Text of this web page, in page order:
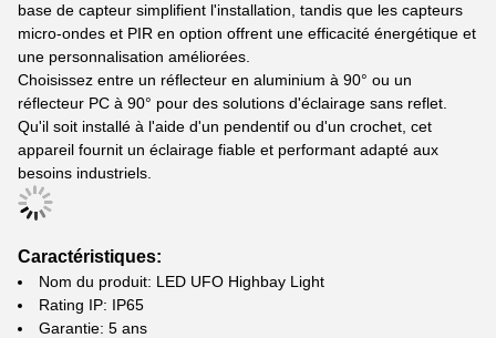
base de capteur simplifient l'installation, tandis que les capteurs
micro-ondes et PIR en option offrent une efficacité énergétique et
une personnalisation améliorées.
Choisissez entre un réflecteur en aluminium à 90° ou un
réflecteur PC à 90° pour des solutions d'éclairage sans reflet.
Qu'il soit installé à l'aide d'un pendentif ou d'un crochet, cet
appareil fournit un éclairage fiable et performant adapté aux
besoins industriels.
Caractéristiques:
Nom du produit: LED UFO Highbay Light
Rating IP: IP65
Garantie: 5 ans